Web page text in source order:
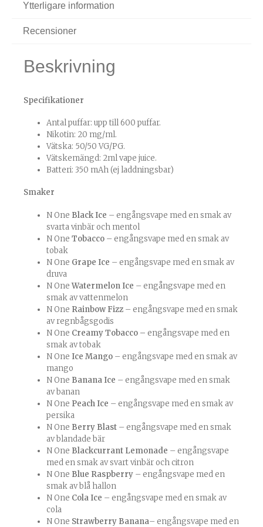
Ytterligare information
Recensioner
Beskrivning
Specifikationer
Antal puffar: upp till 600 puffar.
Nikotin: 20 mg/ml.
Vätska: 50/50 VG/PG.
Vätskemängd: 2ml vape juice.
Batteri: 350 mAh (ej laddningsbar)
Smaker
N One Black Ice – engångsvape med en smak av
svarta vinbär och mentol
N One Tobacco – engångsvape med en smak av
tobak
N One Grape Ice – engångsvape med en smak av
druva
N OneWatermelon Ice – engångsvape med en
smak av vattenmelon
N One Rainbow Fizz – engångsvape med en smak
av regnbågsgodis
N One Creamy Tobacco – engångsvape med en
smak av tobak
N One Ice Mango – engångsvape med en smak av
mango
N One Banana Ice – engångsvape med en smak
av banan
N One Peach Ice – engångsvape med en smak av
persika
N One Berry Blast – engångsvape med en smak
av blandade bär
N One Blackcurrant Lemonade – engångsvape
med en smak av svart vinbär och citron
N One Blue Raspberry – engångsvape med en
smak av blå hallon
N One Cola Ice – engångsvape med en smak av
cola
N One Strawberry Banana– engångsvape med en